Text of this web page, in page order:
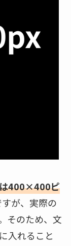
は400×400ピ
が、実際の
そのため、文
入れること